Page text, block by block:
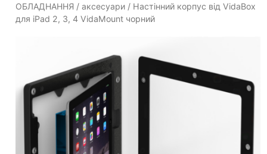
ОБЛАДНАННЯ /аксесуари / Настінний корпус від VidaBox
для iPad 2, 3, 4 VidaMount чорний